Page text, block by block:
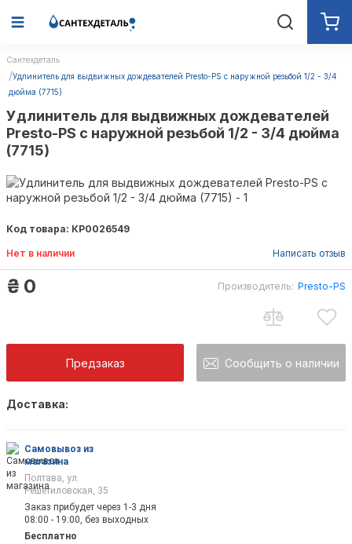
Сантехдеталь
Удлинитель для выдвижных дождевателей Presto-PS с наружной резьбой 1/2 - 3/4
дюйма (7715)
Удлинитель для выдвижных дождевателей
Presto-PS с наружной резьбой 1/2 - 3/4 дюйма
(7715)
Код товара: КР0026549
Нет в наличии Написать отзыв
₴ 0 Производитель: Presto-PS
Предзаказ Сообщить о наличии
Доставка:
Самовывоз из
магазина
Полтава, ул.
Решетиловская, 35
Заказ прибудет через 1-3 дня
08:00 - 19:00, без выходных
Бесплатно